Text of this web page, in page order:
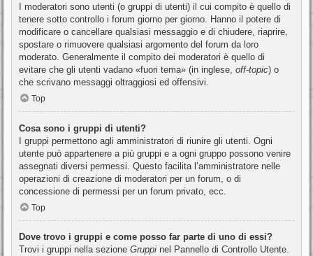
I moderatori sono utenti (o gruppi di utenti) il cui compito è quello di
tenere sotto controllo i forum giorno per giorno. Hanno il potere di
modificare o cancellare qualsiasi messaggio e di chiudere, riaprire,
spostare o rimuovere qualsiasi argomento del forum da loro
moderato. Generalmente il compito dei moderatori è quello di
evitare che gli utenti vadano «fuori tema» (in inglese, off-topic) o
che scrivano messaggi oltraggiosi ed offensivi.
Top
Cosa sono i gruppi di utenti?
I gruppi permettono agli amministratori di riunire gli utenti. Ogni
utente può appartenere a più gruppi e a ogni gruppo possono venire
assegnati diversi permessi. Questo facilita l’amministratore nelle
operazioni di creazione di moderatori per un forum, o di
concessione di permessi per un forum privato, ecc.
Top
Dove trovo i gruppi e come posso far parte di uno di essi?
Trovi i gruppi nella sezione Gruppi nel Pannello di Controllo Utente.